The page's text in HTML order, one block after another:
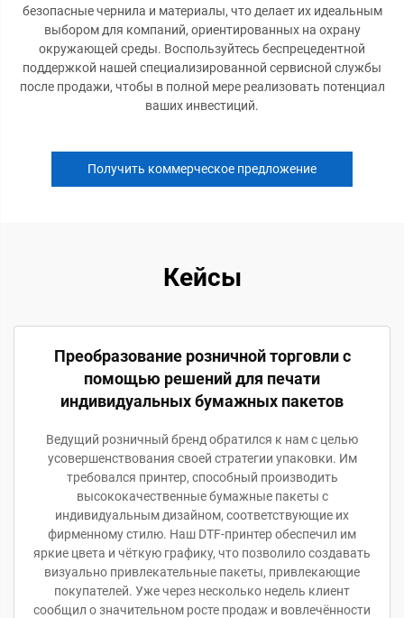
безопасные чернила и материалы, что делает их идеальным
выбором для компаний, ориентированных на охрану
окружающей среды. Воспользуйтесь беспрецедентной
поддержкой нашей специализированной сервисной службы
после продажи, чтобы в полной мере реализовать потенциал
ваших инвестиций.
Получить коммерческое предложение
Кейсы
Преобразование розничной торговли с
помощью решений для печати
индивидуальных бумажных пакетов
Ведущий розничный бренд обратился к нам с целью
усовершенствования своей стратегии упаковки. Им
требовался принтер, способный производить
высококачественные бумажные пакеты с
индивидуальным дизайном, соответствующие их
фирменному стилю. Наш DTF-принтер обеспечил им
яркие цвета и чёткую графику, что позволило создавать
визуально привлекательные пакеты, привлекающие
покупателей. Уже через несколько недель клиент
сообщил о значительном росте продаж и вовлечённости